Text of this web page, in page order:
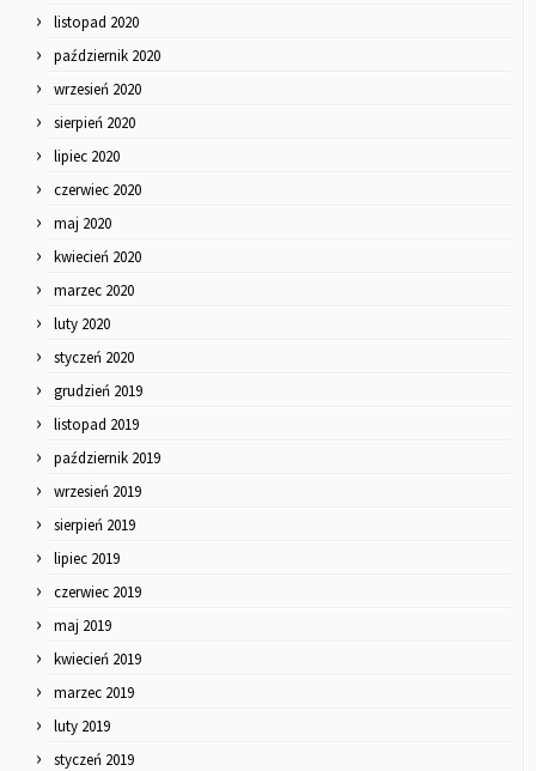
listopad 2020
październik 2020
wrzesień 2020
sierpień 2020
lipiec 2020
czerwiec 2020
maj 2020
kwiecień 2020
marzec 2020
luty 2020
styczeń 2020
grudzień 2019
listopad 2019
październik 2019
wrzesień 2019
sierpień 2019
lipiec 2019
czerwiec 2019
maj 2019
kwiecień 2019
marzec 2019
luty 2019
styczeń 2019